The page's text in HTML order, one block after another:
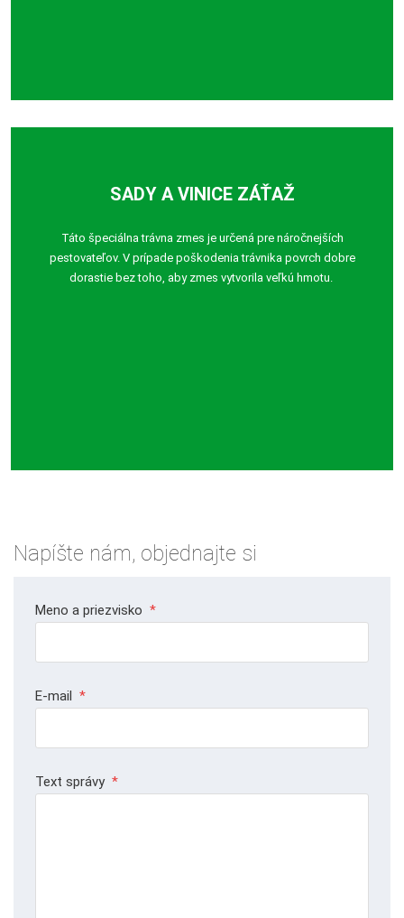
SADY A VINICE ZÁŤAŽ
Táto špeciálna trávna zmes je určená pre náročnejších
pestovateľov. V prípade poškodenia trávnika povrch dobre
dorastie bez toho, aby zmes vytvorila veľkú hmotu.
Napíšte nám, objednajte si
Meno a priezvisko *
E-mail *
Text správy *